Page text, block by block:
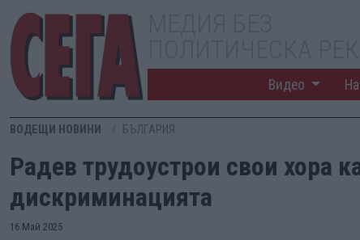
Видео
ВОДЕЩИ НОВИНИ БЪЛГАРИЯ
Радев трудоустрои свои хора
дискриминацията
16 Май 2025